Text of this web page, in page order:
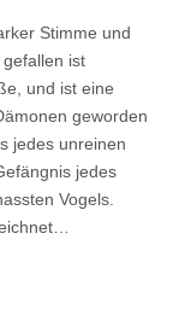
ein
Pandämonium
Stimme und
ist
und ist eine
geworden
jedes unreinen
jedes
Vogels.